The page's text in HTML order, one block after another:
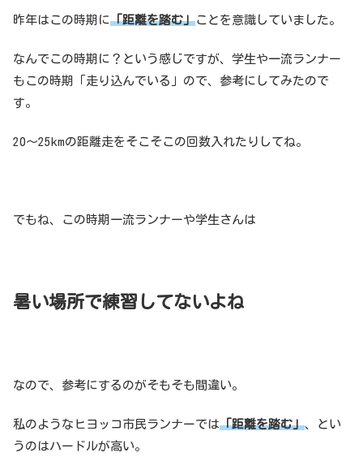
昨年はこの時期に「距離を踏む」ことを意識していました。
なんでこの時期に？という感じですが、学生や一流ランナー
もこの時期「走り込んでいる」ので、参考にしてみたので
す。
20〜25kmの距離走をそこそこの回数入れたりしてね。
でもね、この時期一流ランナーや学生さんは
暑い場所で練習してないよね
なので、参考にするのがそもそも間違い。
私のようなヒヨッコ市民ランナーでは「距離を踏む」、とい
うのはハードルが高い。